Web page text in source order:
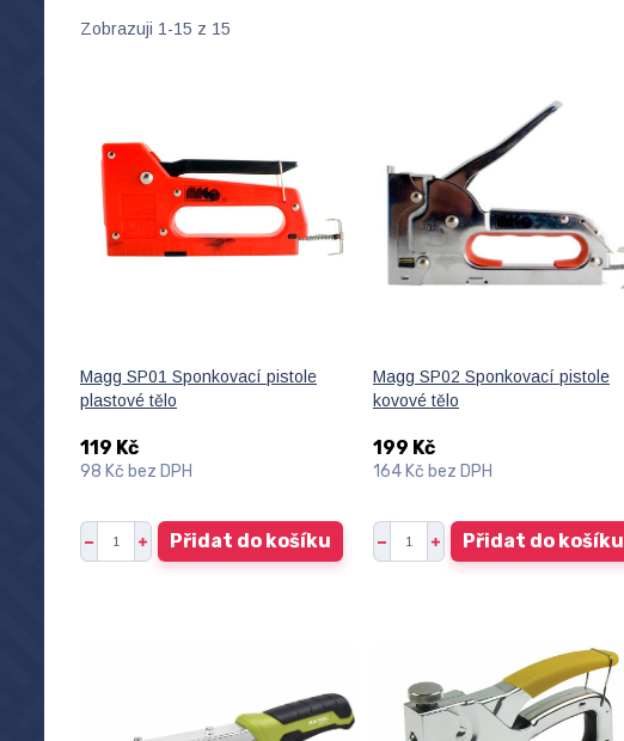
Zobrazuji 1-15 z 15
Magg SP01 Sponkovací pistole
plastové tělo
119 Kč
98 Kč bez DPH
Přidat do košíku
Magg SP02 Sponkovací pistole
kovové tělo
199 Kč
164 Kč bez DPH
Přidat do košíku